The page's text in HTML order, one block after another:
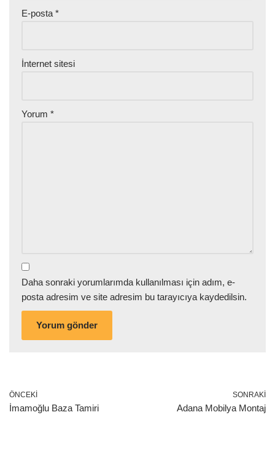
E-posta *
İnternet sitesi
Yorum *
Daha sonraki yorumlarımda kullanılması için adım, e-
posta adresim ve site adresim bu tarayıcıya kaydedilsin.
ÖNCEKI
İmamoğlu Baza Tamiri
SONRAKI
Adana Mobilya Montaj